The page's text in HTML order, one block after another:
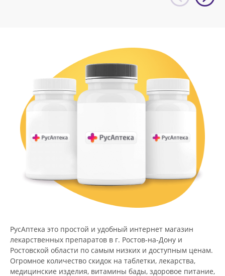
РусАптека это простой и удобный интернет магазин
лекарственных препаратов в г. Ростов-на-Дону и
Ростовской области по самым низких и доступным ценам.
Огромное количество скидок на таблетки, лекарства,
медицинские изделия, витамины бады, здоровое питание,